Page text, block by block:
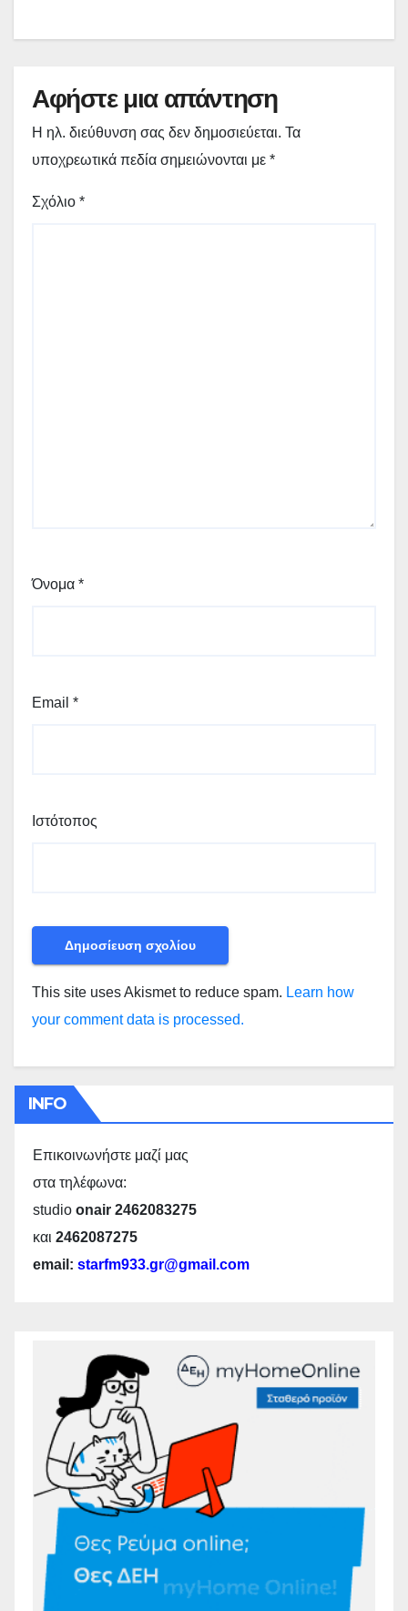
Αφήστε μια απάντηση
Η ηλ. διεύθυνση σας δεν δημοσιεύεται. Τα
υποχρεωτικά πεδία σημειώνονται με *
Σχόλιο *
Όνομα *
Email *
Ιστότοπος
This site uses Akismet to reduce spam. Learn how
your comment data is processed.
INFO
Επικοινωνήστε μαζί μας
στα τηλέφωνα:
studio onair 2462083275
και 2462087275
email: starfm933.gr@gmail.com